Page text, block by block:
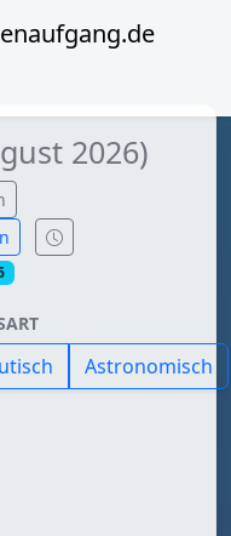
2026)
Astronomisch